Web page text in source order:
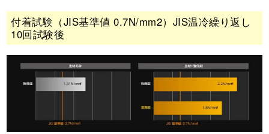
付着試験（JIS基準値 0.7N/mm2）JIS温冷繰り返し
10回試験後